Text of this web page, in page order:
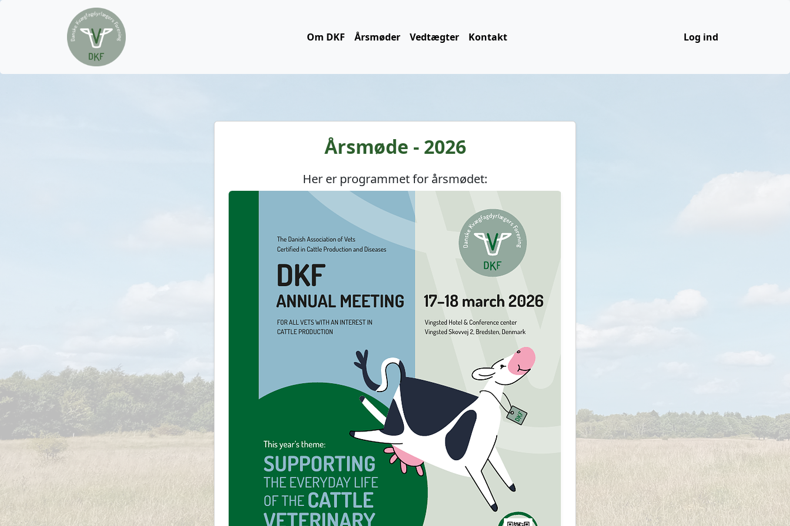
Om DKF Årsmøder Vedtægter Kontakt Log ind
Årsmøde - 2026
Her er programmet for årsmødet: